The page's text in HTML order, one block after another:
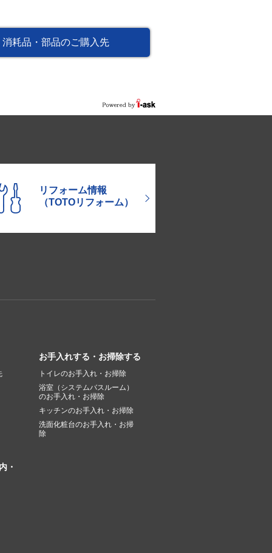
消耗品・部品のご購入先
リフォーム情報
（TOTOリフォーム）
お手入れする・お掃除する
トイレのお手入れ・お掃除
浴室（システムバスルーム）
のお手入れ・お掃除
キッチンのお手入れ・お掃除
洗面化粧台のお手入れ・お掃
除
・